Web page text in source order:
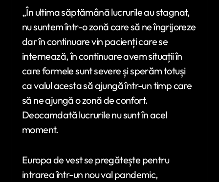
„În ultima săptămână lucrurile au stagnat,
nu suntem într-o zonă care să ne îngrijoreze
dar în continuare vin pacienți care se
internează, în continuare avem situații în
care formele sunt severe și sperăm totuși
ca valul acesta să ajungă într-un timp care
să ne ajungă o zonă de confort.
Deocamdată lucrurile nu sunt în acel
moment.
Europa de vest se pregătește pentru
intrarea într-un nou val pandemic,